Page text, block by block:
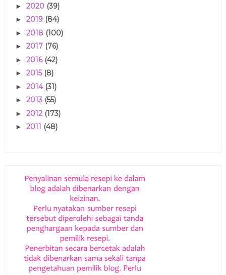
► 2020 (39)
► 2019 (84)
► 2018 (100)
► 2017 (76)
► 2016 (42)
► 2015 (8)
► 2014 (31)
► 2013 (55)
► 2012 (173)
► 2011 (48)